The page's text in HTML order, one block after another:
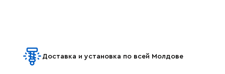
Доставка и установка по всей Молдове